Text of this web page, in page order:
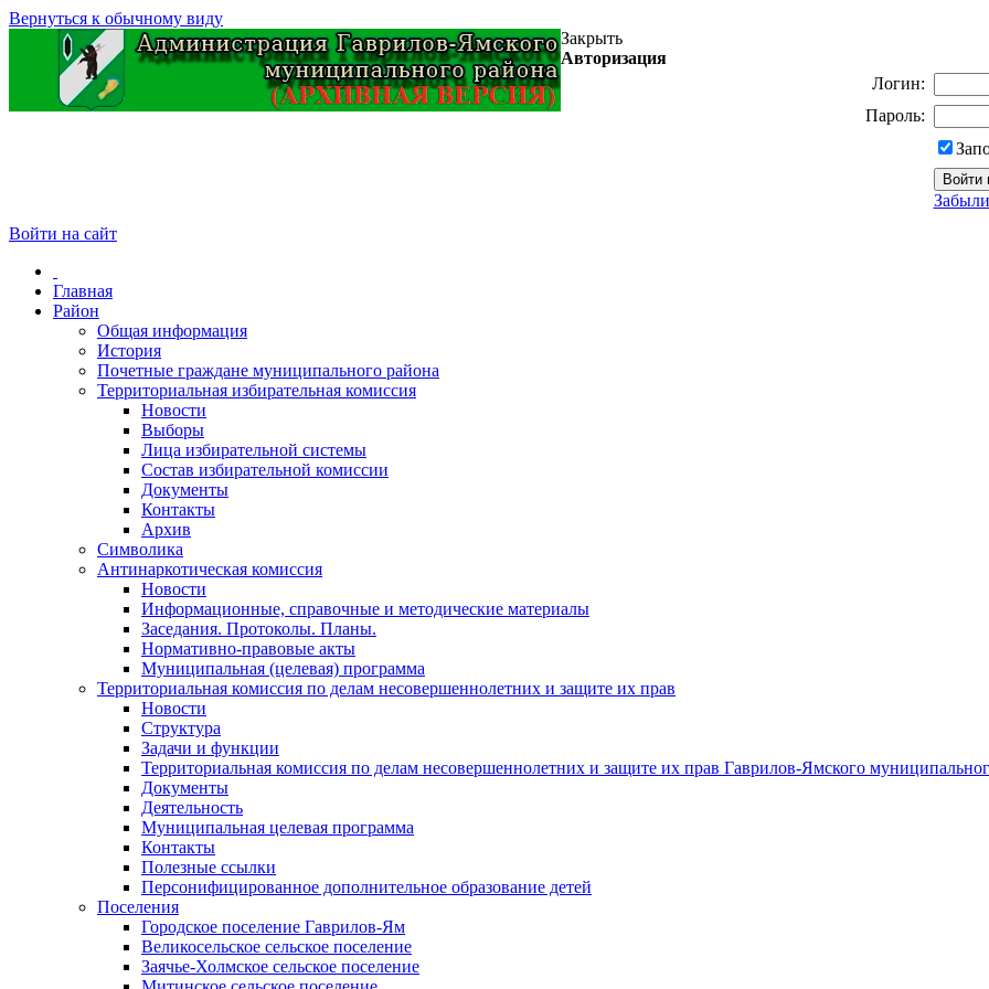
Вернуться к обычному виду
Закрыть
Авторизация
Логин:
Пароль:
Войти на сайт
Главная
Район
Общая информация
История
Почетные граждане муниципального района
Территориальная избирательная комиссия
Новости
Выборы
Лица избирательной системы
Состав избирательной комиссии
Документы
Контакты
Архив
Символика
Антинаркотическая комиссия
Новости
Информационные, справочные и методические материалы
Заседания. Протоколы. Планы.
Нормативно-правовые акты
Муниципальная (целевая) программа
Территориальная комиссия по делам несовершеннолетних и защите их прав
Новости
Структура
Задачи и функции
Территориальная комиссия по делам несовершеннолетних и защите их прав Гаврилов-Ямского
Документы
Деятельность
Муниципальная целевая программа
Контакты
Полезные ссылки
Персонифицированное дополнительное образование детей
Поселения
Городское поселение Гаврилов-Ям
Великосельское сельское поселение
Заячье-Холмское сельское поселение